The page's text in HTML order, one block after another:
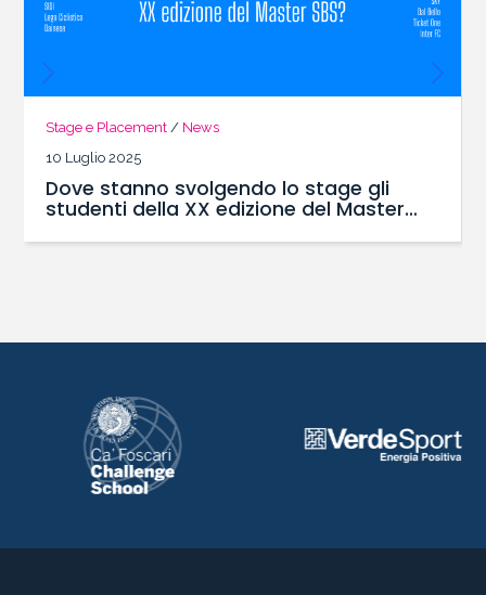
/News
svolgendo lo stage gli
della XX edizione del Master del